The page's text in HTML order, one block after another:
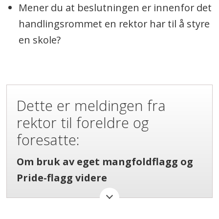
Mener du at beslutningen er innenfor det
handlingsrommet en rektor har til å styre
en skole?
Dette er meldingen fra
rektor til foreldre og
foresatte:
Om bruk av eget mangfoldflagg og
Pride-flagg videre